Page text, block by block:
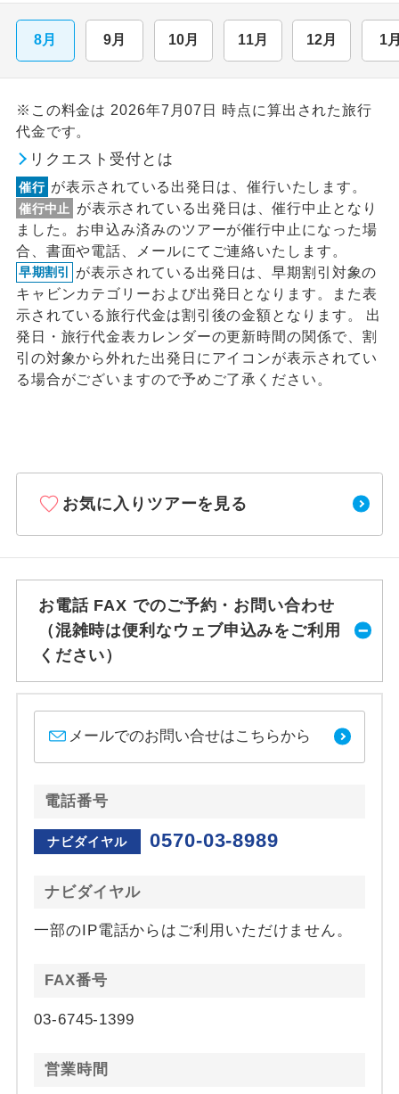
8月 9月 10月 11月 12月 1
※この料金は 2026年7月07日 時点に算出された旅行
代金です。
リクエスト受付とは
催行 が表示されている出発日は、催行いたします。
催行中止
が表示されている出発日は、催行中止となり
ました。お申込み済みのツアーが催行中止になった場
合、書面や電話、メールにてご連絡いたします。
早期割引
が表示されている出発日は、早期割引対象の
キャビンカテゴリーおよび出発日となります。また表
示されている旅行代金は割引後の金額となります。 出
発日・旅行代金表カレンダーの更新時間の関係で、割
引の対象から外れた出発日にアイコンが表示されてい
る場合がございますので予めご了承ください。
お気に入りツアーを見る
お電話 FAX でのご予約・お問い合わせ
（混雑時は便利なウェブ申込みをご利用
ください）
メールでのお問い合せはこちらから
電話番号
ナビダイヤル 0570-03-8989
ナビダイヤル
一部のIP電話からはご利用いただけません。
FAX番号
03-6745-1399
営業時間